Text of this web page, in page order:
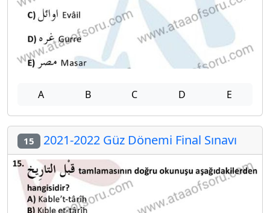
A B C D E
15 2021-2022 Güz Dönemi Final Sınavı